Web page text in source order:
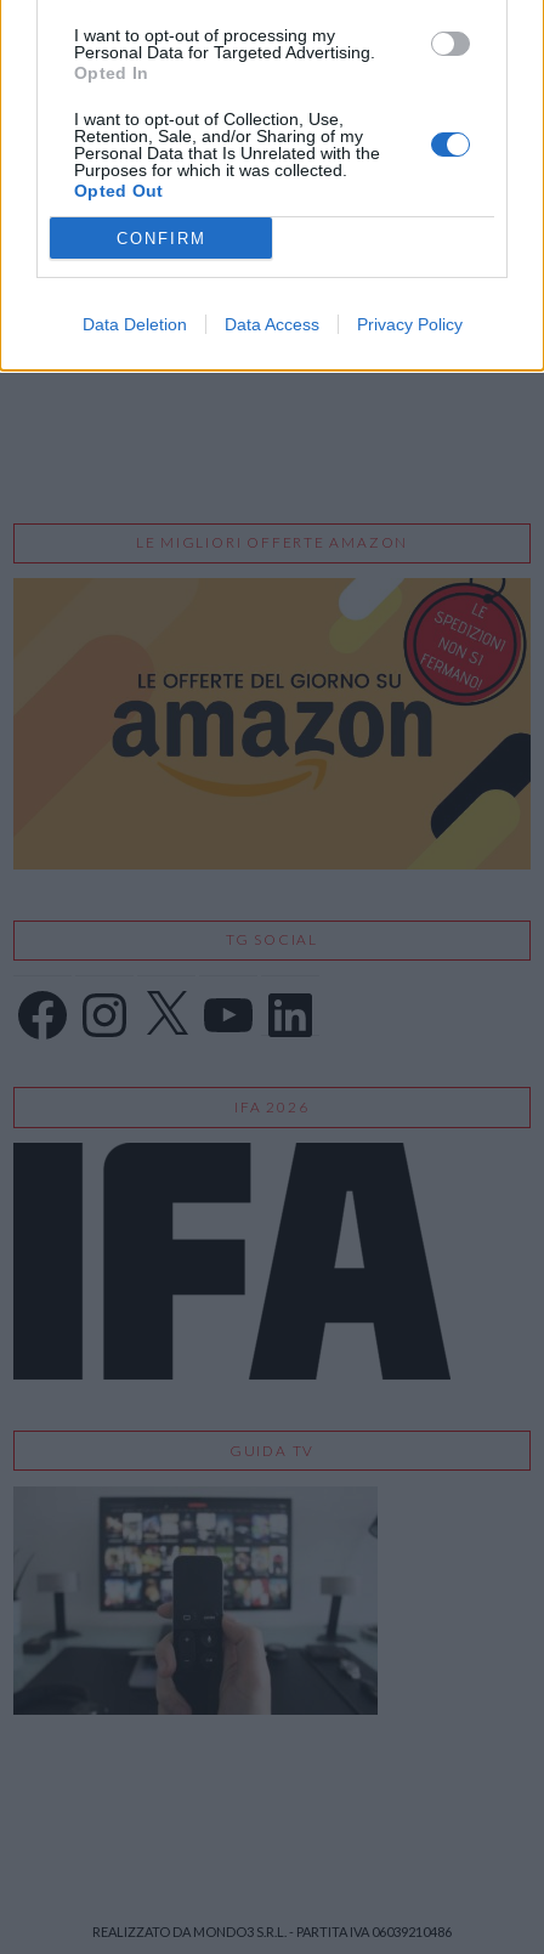
I want to opt-out of processing my
Personal Data for Targeted Advertising.
Opted In
I want to opt-out of Collection, Use,
Retention, Sale, and/or Sharing of my
Personal Data that Is Unrelated with the
Purposes for which it was collected.
Opted Out
CONFIRM
Data Deletion Data Access Privacy Policy
Inserisci nome ed indirizzo E-Mail:
Acconsento al trattamento dei dati personali (
LE MIGLIORI OFFERTE AMAZON
TG SOCIAL
FacebookInstagram
X LinkedIn
IFA 2026
GUIDA TV
REALIZZATO DA MONDO3 S.R.L. - PARTITA IVA 06039210486